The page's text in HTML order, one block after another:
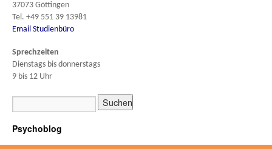
37073 Göttingen
Tel. +49 551 39 13981
Email Studienbüro
Sprechzeiten
Dienstags bis donnerstags
9 bis 12 Uhr
Psychoblog